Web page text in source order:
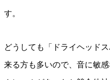
す。
どうしても「ドライヘッド
来る方も多いので、音に敏